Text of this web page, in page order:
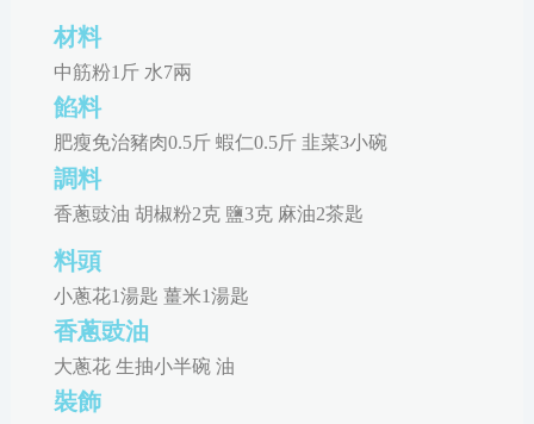
材料
中筋粉1斤 水7兩
餡料
肥瘦免治豬肉0.5斤 蝦仁0.5斤 韭菜3小碗
調料
香蔥豉油 胡椒粉2克 鹽3克 麻油2茶匙
料頭
小蔥花1湯匙 薑米1湯匙
香蔥豉油
大蔥花 生抽小半碗 油
裝飾